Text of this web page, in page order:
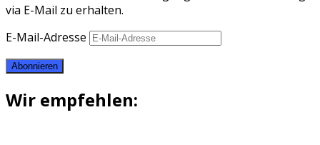
via E-Mail zu erhalten.
E-Mail-Adresse
Abonnieren
Wir empfehlen: